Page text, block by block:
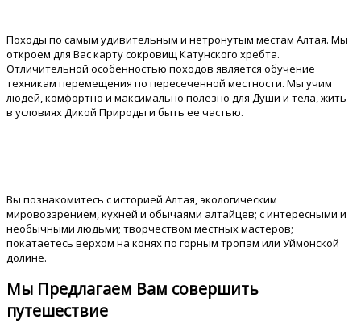
Походы по самым удивительным и нетронутым местам Алтая. Мы
откроем для Вас карту сокровищ Катунского хребта.
Отличительной особенностью походов является обучение
техникам перемещения по пересеченной местности. Мы учим
людей, комфортно и максимально полезно для Души и тела, жить
в условиях Дикой Природы и быть ее частью.
Вы познакомитесь с историей Алтая, экологическим
мировоззрением, кухней и обычаями алтайцев; с интересными и
необычными людьми; творчеством местных мастеров;
покатаетесь верхом на конях по горным тропам или Уймонской
долине.
Мы Предлагаем Вам совершить
путешествие